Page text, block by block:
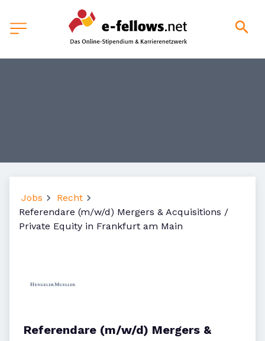
Jobs
Recht
Referendare (m/w/d) Mergers & Acquisitions /
Private Equity in Frankfurt am Main
Referendare (m/w/d) Mergers &